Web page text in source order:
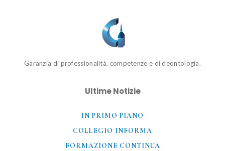
Garanzia di professionalità, competenze e di deontologia.
Ultime Notizie
IN PRIMO PIANO
COLLEGIO INFORMA
FORMAZIONE CONTINUA